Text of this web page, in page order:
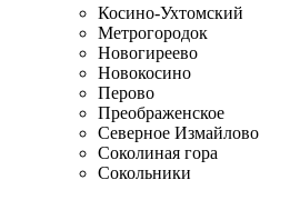
Косино-Ухтомский
Метрогородок
Новогиреево
Новокосино
Перово
Преображенское
Северное Измайлово
Соколиная гора
Сокольники